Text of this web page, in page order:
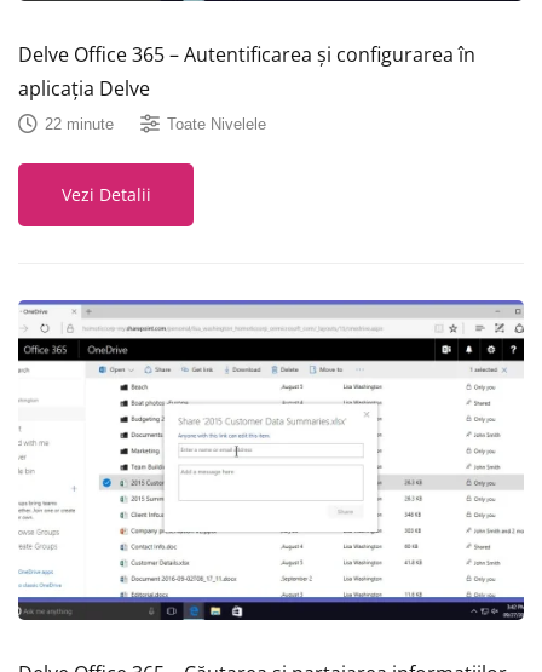
Delve Office 365 – Autentificarea și configurarea în
aplicația Delve
22 minute Toate Nivelele
Vezi Detalii